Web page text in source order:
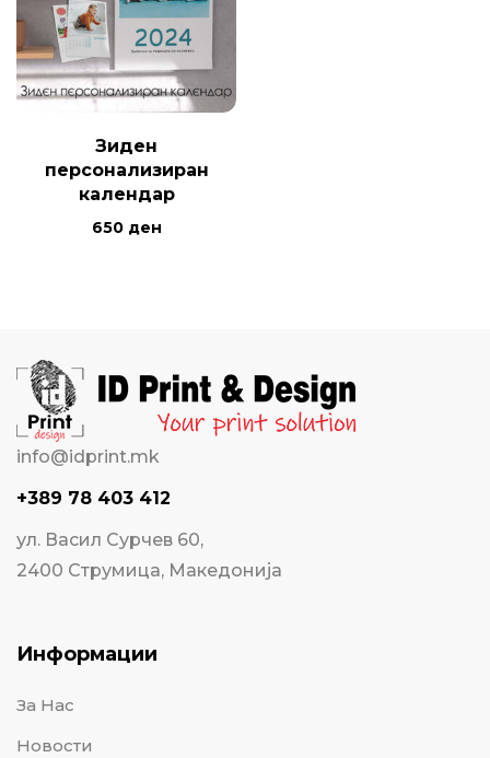
Зиден
персонализиран
календар
650 ден
info@idprint.mk
+389 78 403 412
ул. Васил Сурчев 60,
2400 Струмица, Македонија
Информации
За Нас
Новости